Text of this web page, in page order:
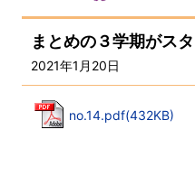
まとめの３学期がス
2021年1月20日
no.14.pdf(432KB)